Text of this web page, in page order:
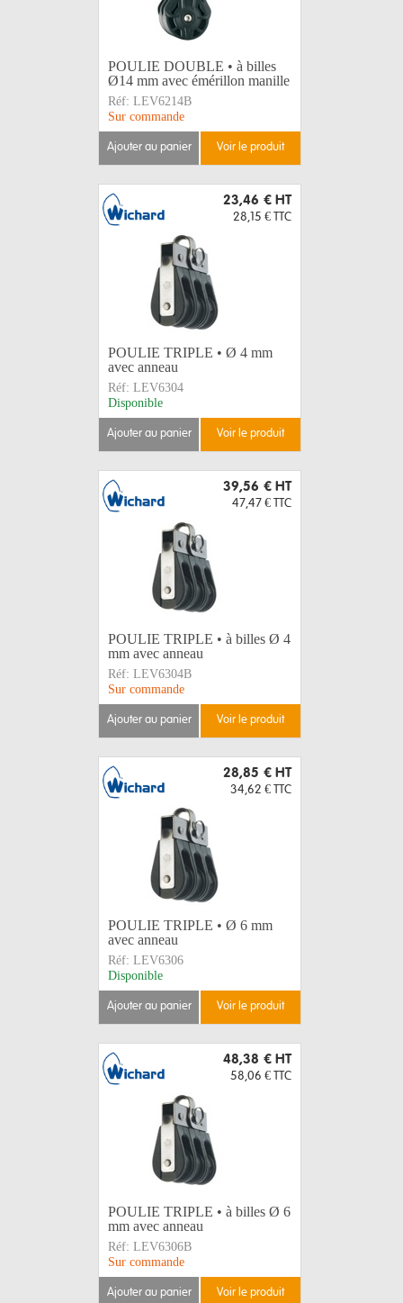
POULIE DOUBLE • à billes
Ø14 mm avec émérillon manille
Réf: LEV6214B
Sur commande
ajouter au panier voir le produit
23,46 € HT
28,15 € TTC
POULIE TRIPLE • Ø 4 mm
avec anneau
Réf: LEV6304
Disponible
ajouter au panier voir le produit
39,56 € HT
47,47 € TTC
POULIE TRIPLE • à billes Ø 4
mm avec anneau
Réf: LEV6304B
Sur commande
ajouter au panier voir le produit
28,85 € HT
34,62 € TTC
POULIE TRIPLE • Ø 6 mm
avec anneau
Réf: LEV6306
Disponible
ajouter au panier voir le produit
48,38 € HT
58,06 € TTC
POULIE TRIPLE • à billes Ø 6
mm avec anneau
Réf: LEV6306B
Sur commande
ajouter au panier voir le produit